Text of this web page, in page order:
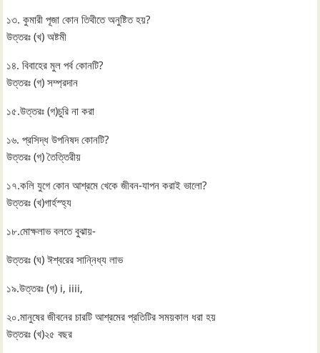
১৩. কুমারী পূজা কোন তিথীতে অনুষ্টিত হয়?
উত্তরঃ (খ) অষ্টমী
১৪. বিবাহের মুল পর্ব কোনটি?
উত্তরঃ (গ) সম্প্রদান
১৫.উত্তরঃ (গ)চুরি না করা
১৬. প্রসিদ্ধ উপনিষদ কোনটি?
উত্তরঃ (গ) তৈত্তিরীয়
১৭.কলি যুগে কোন আশ্রমে খেকে জীবন-যাপন করাই ভালো?
উত্তরঃ (খ)গার্হস্হ্য
১৮.মোক্ষলাভ বলতে বুঝায়-
উত্তরঃ (ঘ) ঈশ্বরের সান্নিধ্য লাভ
১৯.উত্তরঃ (গ) i, iiii,
২০.মানুষের জীবনের চারটি আশ্রমের প্রতিটির সময়কাল ধরা হয়
উত্তরঃ (খ)২৫ বছর